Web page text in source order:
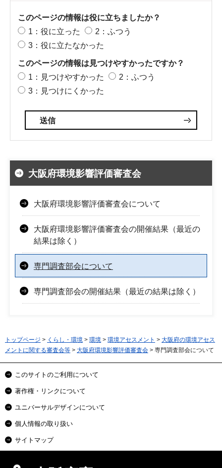
このページの情報は役に立ちましたか？
1：役に立った
2：ふつう
3：役に立たなかった
このページの情報は見つけやすかったですか？
1：見つけやすかった
2：ふつう
3：見つけにくかった
大阪府環境影響評価審査会
大阪府環境影響評価審査会について
大阪府環境影響評価審査会の開催結果（最近の
結果は除く）
専門調査部会について
専門調査部会の開催結果（最近の結果は除く）
トップページ > くらし・環境 > 環境 > 環境アセスメント > 大阪府の環境アセス
メントに関する審査会等 > 大阪府環境影響評価審査会 > 専門調査部会について
このサイトのご利用について
著作権・リンクについて
ユニバーサルデザインについて
個人情報の取り扱い
サイトマップ